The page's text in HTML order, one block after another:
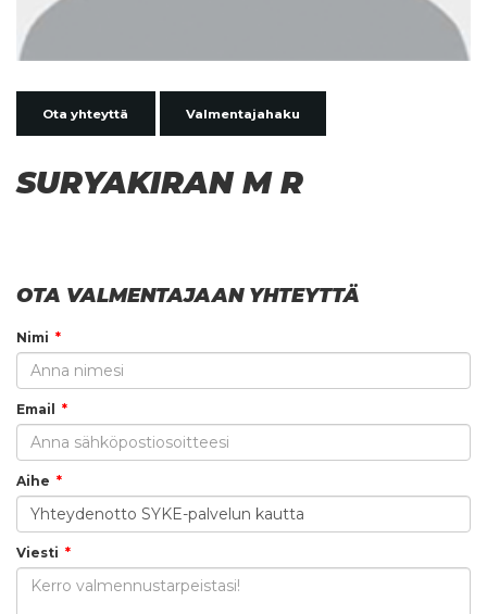
Ota yhteyttä Valmentajahaku
SURYAKIRAN M R
OTA VALMENTAJAAN YHTEYTTÄ
Nimi
Email
Aihe
Viesti